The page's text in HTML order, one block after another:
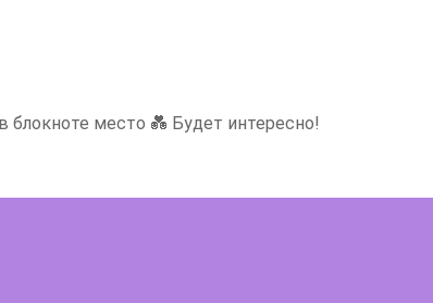
блокноте место 💑 Будет интересно!